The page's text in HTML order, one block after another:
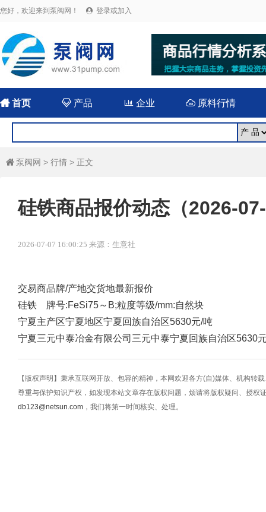
您好，欢迎来到泵阀网！  登录或加入
首页  产品 企业 原料行情
 泵阀网 > 行情 > 正文
硅铁商品报价动态（2026-
2026-07-07 16:00:25 来源：生意社
交易商品牌/产地交货地最新报价
硅铁 牌号:FeSi75～B;粒度等级/mm:自然块
宁夏主产区宁夏地区宁夏回族自治区5630元/吨
宁夏三元中泰冶金有限公司 三元中泰宁夏回族自治区5630
【版权声明】秉承互联网开放、包容的精神，本网欢迎各方(自)媒体、机构转
尊重与保护知识产权，如发现本站文章存在版权问题，烦请将版权疑问、授权
db123@netsun.com ，我们将第一时间核实、处理。